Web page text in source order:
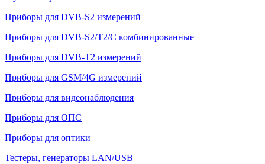
Приборы для DVB-S2 измерений
Приборы для DVB-S2/T2/C комбинированные
Приборы для DVB-T2 измерений
Приборы для GSM/4G измерений
Приборы для видеонаблюдения
Приборы для ОПС
Приборы для оптики
Тестеры, генераторы LAN/USB